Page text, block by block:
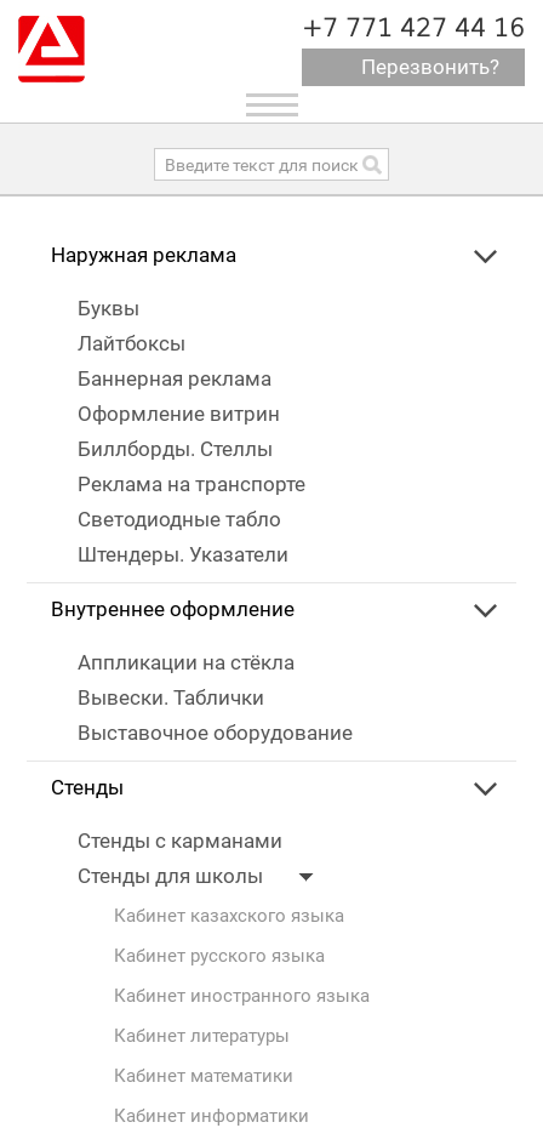
+7 771 427 44 16
Перезвонить?
Toggle
navigation
Наружная реклама
Буквы
Лайтбоксы
Баннерная реклама
Оформление витрин
Биллборды. Стеллы
Реклама на транспорте
Светодиодные табло
Штендеры. Указатели
Внутреннее оформление
Аппликации на стёкла
Вывески. Таблички
Выставочное оборудование
Стенды
Стенды с карманами
Стенды для школы
Кабинет казахского языка
Кабинет русского языка
Кабинет иностранного языка
Кабинет литературы
Кабинет математики
Кабинет информатики